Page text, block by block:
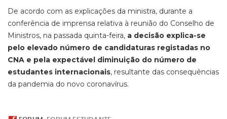
De acordo com as explicações da ministra, durante a
conferência de imprensa relativa à reunião do Conselho de
Ministros, na passada quinta-feira, a decisão explica-se
pelo elevado número de candidaturas registadas no
CNA e pela expectável diminuição do número de
estudantes internacionais, resultante das consequências
da pandemia do novo coronavírus.